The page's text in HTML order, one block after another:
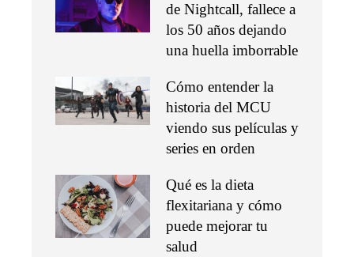
de Nightcall, fallece a
los 50 años dejando
una huella imborrable
Cómo entender la
historia del MCU
viendo sus películas y
series en orden
Qué es la dieta
flexitariana y cómo
puede mejorar tu
salud